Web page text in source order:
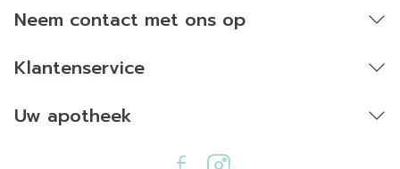
Neem contact met ons op
Klantenservice
Uw apotheek